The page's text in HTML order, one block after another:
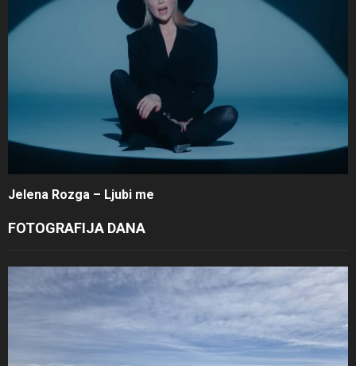
Jelena Rozga – Ljubi me
FOTOGRAFIJA DANA